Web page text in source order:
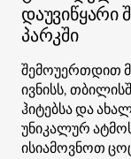
დაუვიწყარი
პარკში
შემოუერთდით
ივნისს,
ჰიტებსა და
უნიკალურ
ისიამოვნოთ